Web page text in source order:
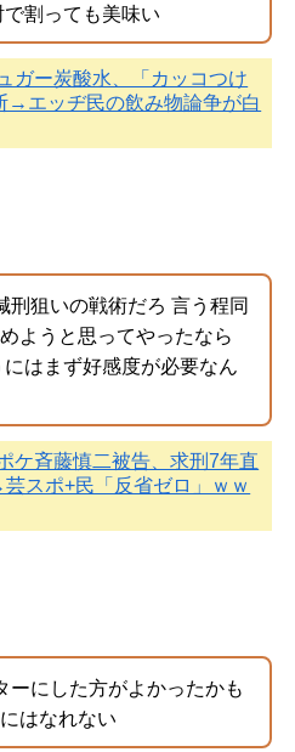
割っても美味い
ガー炭酸水、「カッコつけ
→エッヂ民の飲み物論争が白
刑狙いの戦術だろ 言う程同
ようと思ってやったなら
はまず好感度が必要なん
ケ斉藤慎二被告、求刑7年直
スポ+民「反省ゼロ」ｗｗ
ーにした方がよかったかも
はなれない